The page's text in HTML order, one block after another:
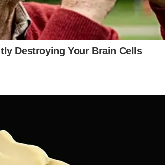
Destroying Your Brain Cells